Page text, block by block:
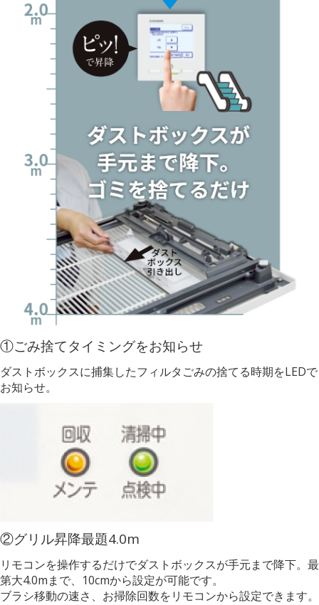
①ごみ捨てタイミングをお知らせ
ダストボックスに捕集したフィルタごみの捨てる時期をLEDで
お知らせ。
②グリル昇降最題4.0m
リモコンを操作するだけでダストボックスが手元まで降下。最
第大4.0mまで、10cmから設定が可能です。
ブラシ移動の速さ、お掃除回数をリモコンから設定できます。